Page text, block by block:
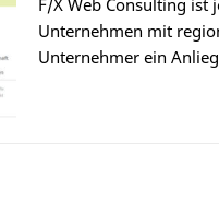
F/X Web Consulting ist
Unternehmen mit
Unternehmer ein